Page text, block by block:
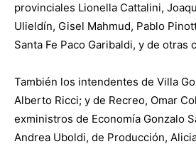
provinciales Lionella Cattalini,
Ulieldín, Gisel Mahmud, Pablo
Santa Fe Paco Garibaldi, y de otras
También los intendentes de Villa
Alberto Ricci; y de Recreo, Omar
exministros de Economía Gonzalo
Andrea Uboldi, de Producción,